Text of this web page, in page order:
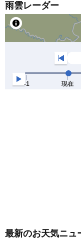
雨雲レーダー
最新のお天気ニュ